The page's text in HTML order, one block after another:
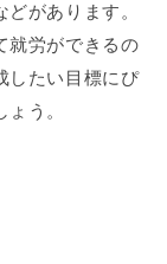
があります。
就労ができるの
したい目標にぴ
う。